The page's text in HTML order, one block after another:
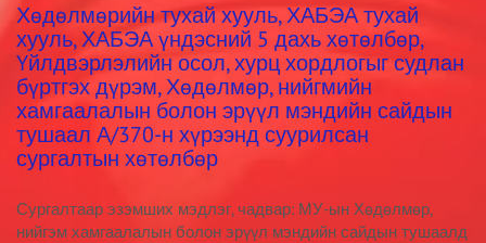
Хөдөлмөрийн тухай хууль, ХАБЭА тухай
хууль, ХАБЭА үндэсний 5 дахь хөтөлбөр,
Үйлдвэрлэлийн осол, хурц хордлогыг судлан
бүртгэх дүрэм, Хөдөлмөр, нийгмийн
хамгаалалын болон эрүүл мэндийн сайдын
тушаал А/370-н хүрээнд суурилсан
сургалтын хөтөлбөр
Сургалтаар эзэмших мэдлэг, чадвар: МУ-ын Хөдөлмөр,
нийгэм хамгаалалын болон эрүүл мэндийн сайдын тушаалд